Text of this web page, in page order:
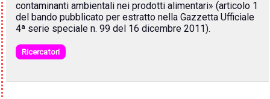
contaminanti ambientali nei prodotti alimentari» (articolo 1
del bando pubblicato per estratto nella Gazzetta Ufficiale
4ª serie speciale n. 99 del 16 dicembre 2011).
Ricercatori